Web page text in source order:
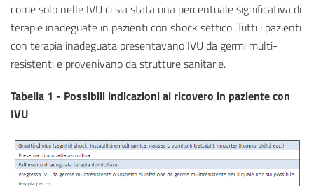
come solo nelle IVU ci sia stata una percentuale significativa di
terapie inadeguate in pazienti con shock settico. Tutti i pazienti
con terapia inadeguata presentavano IVU da germi multi-
resistenti e provenivano da strutture sanitarie.
Tabella 1 - Possibili indicazioni al ricovero in paziente con
IVU